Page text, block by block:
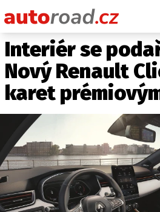
AUTA
TESTY AUT
NOVINKY
SPY
HISTORIE
ZAJÍMAVOSTI
TECHNIKA
EKONOMIKA
Interiér se
Nový Renault
karet